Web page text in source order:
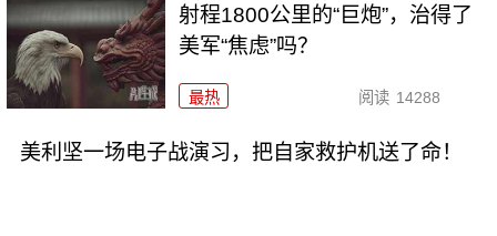
射程1800公里的“巨炮”，治得了
美军“焦虑”吗？
最热 阅读 14288
美利坚一场电子战演习，把自家救护机送了命！